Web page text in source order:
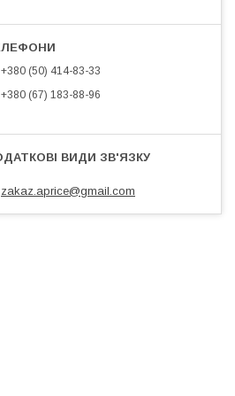
+380 (50) 414-83-33
+380 (67) 183-88-96
zakaz.aprice@gmail.com